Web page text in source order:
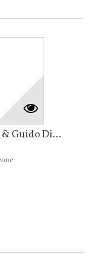
& Guido Di...